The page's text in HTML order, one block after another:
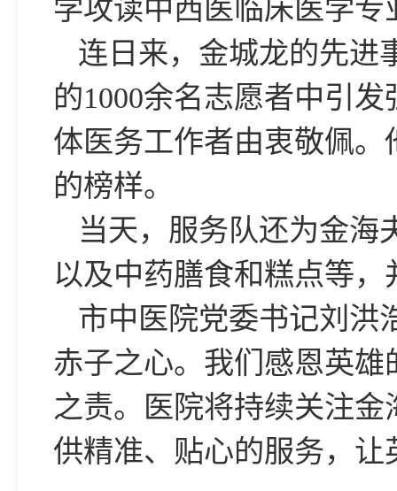
学攻读中西医临床医学
连日来，金城龙的先进
的1000余名志愿者中引
体医务工作者由衷敬佩
的榜样。
当天，服务队还为金海
以及中药膳食和糕点等
市中医院党委书记刘洪
赤子之心。我们感恩英
之责。医院将持续关注
供精准、贴心的服务，